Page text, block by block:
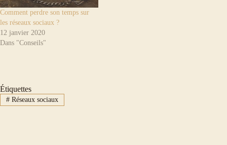
Comment perdre son temps sur
les réseaux sociaux ?
12 janvier 2020
Dans "Conseils"
Étiquettes
#Réseaux sociaux